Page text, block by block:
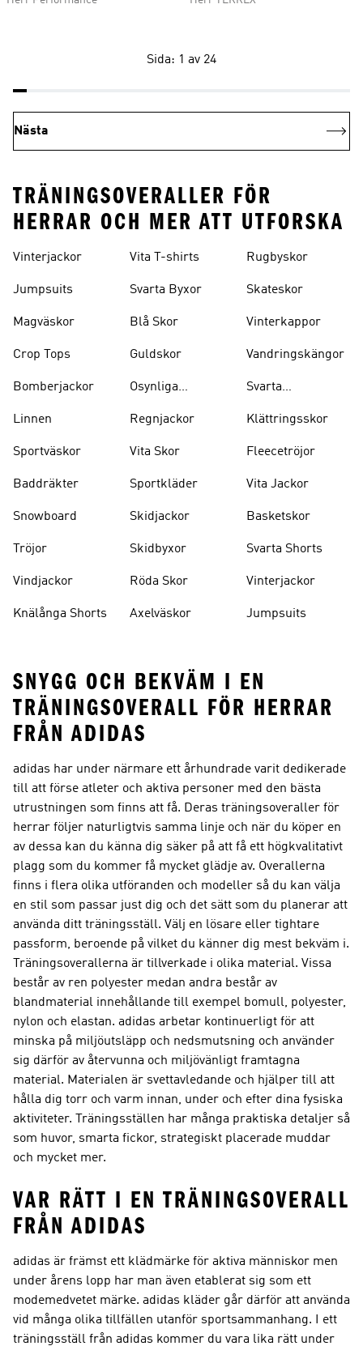
Sida: 1 av 24
Nästa
TRÄNINGSOVERALLER FÖR
HERRAR OCH MER ATT UTFORSKA
Vinterjackor
Jumpsuits
Magväskor
Crop Tops
Bomberjackor
Linnen
Sportväskor
Baddräkter
Snowboard
Tröjor
Vindjackor
Knälånga Shorts
Vita T-shirts
Svarta Byxor
Blå Skor
Guldskor
Osynliga
Regnjackor
Vita Skor
Sportkläder
Skidjackor
Skidbyxor
Röda Skor
Axelväskor
Rugbyskor
Skateskor
Vinterkappor
Vandringskängor
Svarta
Klättringsskor
Fleecetröjor
Vita Jackor
Basketskor
Svarta Shorts
Vinterjackor
Jumpsuits
SNYGG OCH BEKVÄM I EN
TRÄNINGSOVERALL FÖR HERRAR
FRÅN ADIDAS
adidas har under närmare ett århundrade varit dedikerade
till att förse atleter och aktiva personer med den bästa
utrustningen som finns att få. Deras träningsoveraller för
herrar följer naturligtvis samma linje och när du köper en
av dessa kan du känna dig säker på att få ett högkvalitativt
plagg som du kommer få mycket glädje av. Overallerna
finns i flera olika utföranden och modeller så du kan välja
en stil som passar just dig och det sätt som du planerar att
använda ditt träningsställ. Välj en lösare eller tightare
passform, beroende på vilket du känner dig mest bekväm i.
Träningsoverallerna är tillverkade i olika material. Vissa
består av ren polyester medan andra består av
blandmaterial innehållande till exempel bomull, polyester,
nylon och elastan. adidas arbetar kontinuerligt för att
minska på miljöutsläpp och nedsmutsning och använder
sig därför av återvunna och miljövänligt framtagna
material. Materialen är svettavledande och hjälper till att
hålla dig torr och varm innan, under och efter dina fysiska
aktiviteter. Träningsställen har många praktiska detaljer så
som huvor, smarta fickor, strategiskt placerade muddar
och mycket mer.
VAR RÄTT I EN TRÄNINGSOVERALL
FRÅN ADIDAS
adidas är främst ett klädmärke för aktiva människor men
under årens lopp har man även etablerat sig som ett
modemedvetet märke. adidas kläder går därför att använda
vid många olika tillfällen utanför sportsammanhang. I ett
träningsställ från adidas kommer du vara lika rätt under